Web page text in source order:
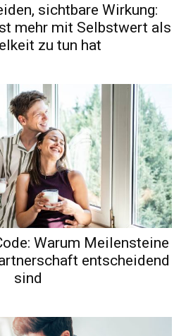
sichtbare Wirkung:
mehr mit Selbstwert als
zu tun hat
Warum Meilensteine
entscheidend
sind